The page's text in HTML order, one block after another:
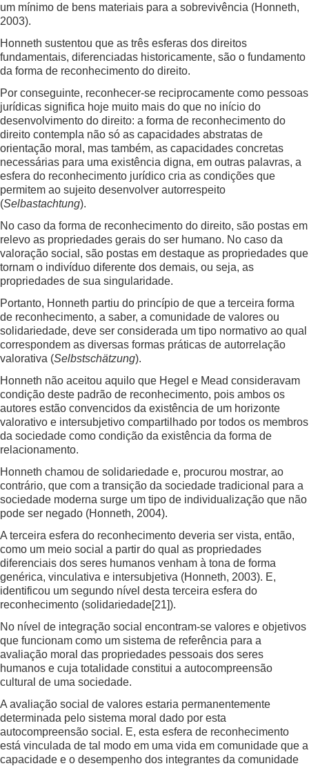
um mínimo de bens materiais para a sobrevivência (Honneth,
2003).
Honneth sustentou que as três esferas dos direitos
fundamentais, diferenciadas historicamente, são o fundamento
da forma de reconhecimento do direito.
Por conseguinte, reconhecer-se reciprocamente como pessoas
jurídicas significa hoje muito mais do que no início do
desenvolvimento do direito: a forma de reconhecimento do
direito contempla não só as capacidades abstratas de
orientação moral, mas também, as capacidades concretas
necessárias para uma existência digna, em outras palavras, a
esfera do reconhecimento jurídico cria as condições que
permitem ao sujeito desenvolver autorrespeito
(Selbastachtung).
No caso da forma de reconhecimento do direito, são postas em
relevo as propriedades gerais do ser humano. No caso da
valoração social, são postas em destaque as propriedades que
tornam o indivíduo diferente dos demais, ou seja, as
propriedades de sua singularidade.
Portanto, Honneth partiu do princípio de que a terceira forma
de reconhecimento, a saber, a comunidade de valores ou
solidariedade, deve ser considerada um tipo normativo ao qual
correspondem as diversas formas práticas de autorrelação
valorativa (Selbstschätzung).
Honneth não aceitou aquilo que Hegel e Mead consideravam
condição deste padrão de reconhecimento, pois ambos os
autores estão convencidos da existência de um horizonte
valorativo e intersubjetivo compartilhado por todos os membros
da sociedade como condição da existência da forma de
relacionamento.
Honneth chamou de solidariedade e, procurou mostrar, ao
contrário, que com a transição da sociedade tradicional para a
sociedade moderna surge um tipo de individualização que não
pode ser negado (Honneth, 2004).
A terceira esfera do reconhecimento deveria ser vista, então,
como um meio social a partir do qual as propriedades
diferenciais dos seres humanos venham à tona de forma
genérica, vinculativa e intersubjetiva (Honneth, 2003). E,
identificou um segundo nível desta terceira esfera do
reconhecimento (solidariedade[21]).
No nível de integração social encontram-se valores e objetivos
que funcionam como um sistema de referência para a
avaliação moral das propriedades pessoais dos seres
humanos e cuja totalidade constitui a autocompreensão
cultural de uma sociedade.
A avaliação social de valores estaria permanentemente
determinada pelo sistema moral dado por esta
autocompreensão social. E, esta esfera de reconhecimento
está vinculada de tal modo em uma vida em comunidade que a
capacidade e o desempenho dos integrantes da comunidade